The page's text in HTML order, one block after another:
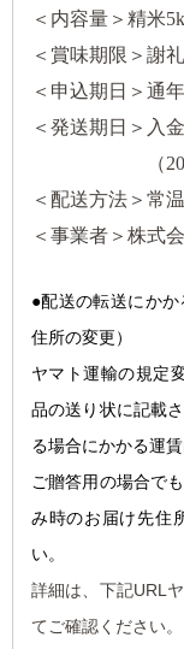
＜内容量＞精米
＜賞味期限＞謝
＜申込期日＞通年
＜発送期日＞入
（2024年9
＜配送方法＞常温
＜事業者＞株式
●配送の転送にかか
住所の変更）
ヤマト運輸の規定
品の送り状に記載
る場合にかかる運
ご贈答用の場合で
み時のお届け先住
い。
詳細は、下記URL
てご確認ください。